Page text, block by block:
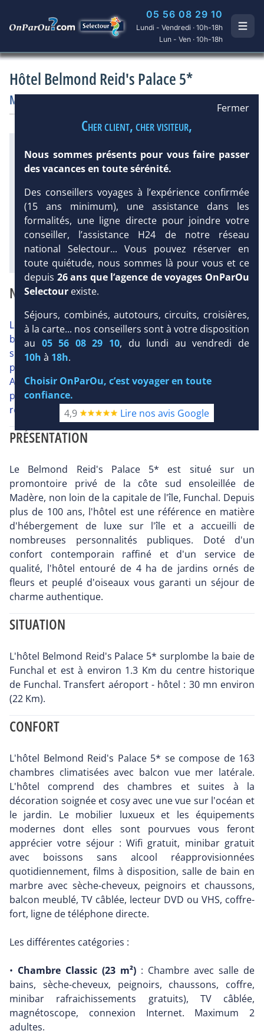
05 56 08 29 10
Lundi - Vendredi · 10h-18h
Lun - Ven · 10h-18h
Hôtel Belmond Reid's Palace 5*
Madère/Funchal
DEMANDE
D’INFORMATIONS
24 °C
25 mm
23 °C
Équipement :
Infos golfs :
dont le plus proche à 10 km de
l'hôtel
Diaporama
NOTRE AVIS
Le Belmond Reid's Palace 5* niché dans un jardin
botanique est un hôtel mythique de Madère. Il
surplombe la baie de Funchal offrant une vue
panoramique. Sa décoration d'inspiration "vieille
Angleterre" dégage une atmosphère très cosy. Service
personnalisée dans la pure tradition hôtelière et
restauration raffinée sont au rendez-vous.
PRÉSENTATION
Le Belmond Reid's Palace 5* est situé sur un
promontoire privé de la côte sud ensoleillée de
Madère, non loin de la capitale de l'île, Funchal. Depuis
plus de 100 ans, l'hôtel est une référence en matière
d'hébergement de luxe sur l'île et a accueilli de
nombreuses personnalités publiques. Doté d'un
confort contemporain raffiné et d'un service de
qualité, l'hôtel entouré de 4 ha de jardins ornés de
fleurs et peuplé d'oiseaux vous garanti un séjour de
charme authentique.
SITUATION
L'hôtel Belmond Reid's Palace 5* surplombe la baie de
Funchal et est à environ 1.3 Km du centre historique
de Funchal. Transfert aéroport - hôtel : 30 mn environ
(22 Km).
CONFORT
L'hôtel Belmond Reid's Palace 5* se compose de 163
chambres climatisées avec balcon vue mer latérale.
L'hôtel comprend des chambres et suites à la
décoration soignée et cosy avec une vue sur l'océan et
le jardin. Le mobilier luxueux et les équipements
modernes dont elles sont pourvues vous feront
apprécier votre séjour : Wifi gratuit, minibar gratuit
avec boissons sans alcool réapprovisionnées
quotidiennement, films à disposition, salle de bain en
marbre avec sèche-cheveux, peignoirs et chaussons,
balcon meublé, TV câblée, lecteur DVD ou VHS, coffre-
fort, ligne de téléphone directe.
Les différentes catégories :
• Chambre Classic (23 m²) : Chambre avec salle de
bains, sèche-cheveux, peignoirs, chaussons, coffre,
minibar rafraichissements gratuits), TV câblée,
magnétoscope, connexion Internet. Maximum 2
adultes.
Fermer
Cher client, cher visiteur,
Nous sommes présents pour vous faire passer
des vacances en toute sérénité.
Des conseillers voyages à l’expérience confirmée
(15 ans minimum), une assistance dans les
formalités, une ligne directe pour joindre votre
conseiller, l’assistance H24 de notre réseau
national Selectour... Vous pouvez réserver en
toute quiétude, nous sommes là pour vous et ce
depuis 26 ans que l’agence de voyages OnParOu
Selectour existe.
Séjours, combinés, autotours, circuits, croisières,
à la carte... nos conseillers sont à votre disposition
au 05 56 08 29 10, du lundi au vendredi de
10h à 18h.
Choisir OnParOu, c’est voyager en toute
confiance.
4,9
Lire nos avis Google